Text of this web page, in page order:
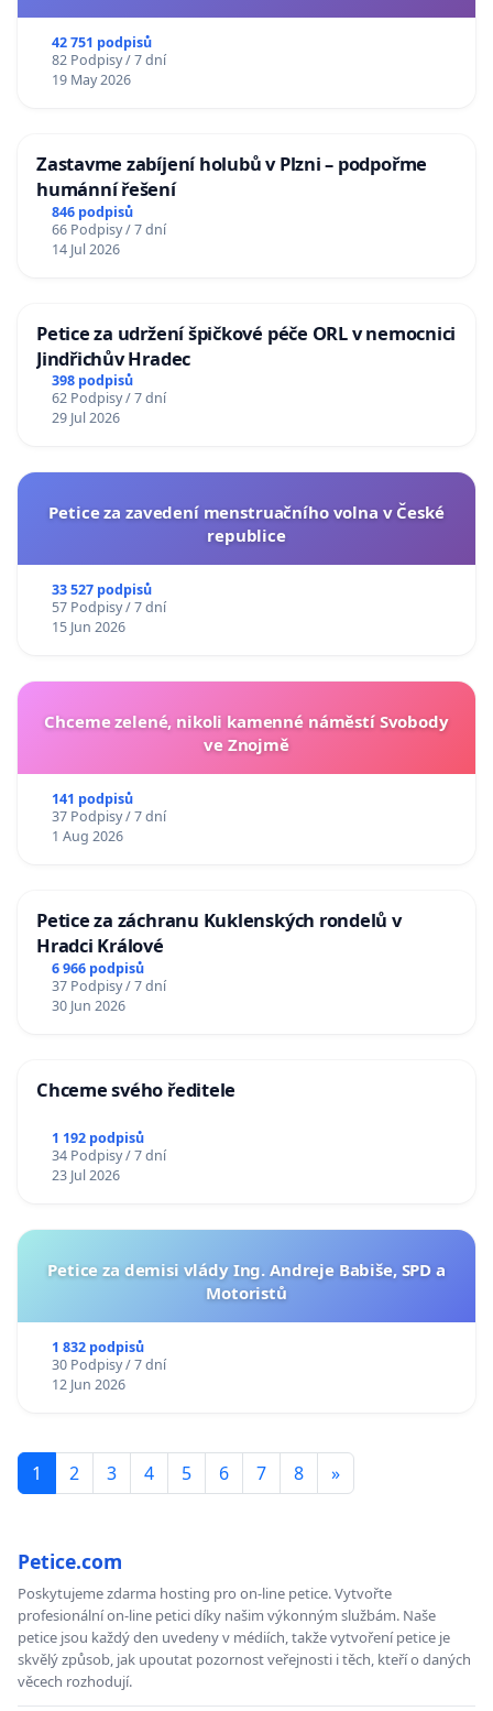
42 751 podpisů
82 Podpisy / 7 dní
19 May 2026
Zastavme zabíjení holubů v Plzni – podpořme
humánní řešení
846 podpisů
66 Podpisy / 7 dní
14 Jul 2026
Petice za udržení špičkové péče ORL v nemocnici
Jindřichův Hradec
398 podpisů
62 Podpisy / 7 dní
29 Jul 2026
Petice za zavedení menstruačního volna v České
republice
33 527 podpisů
57 Podpisy / 7 dní
15 Jun 2026
Chceme zelené, nikoli kamenné náměstí Svobody
ve Znojmě
141 podpisů
37 Podpisy / 7 dní
1 Aug 2026
Petice za záchranu Kuklenských rondelů v
Hradci Králové
6 966 podpisů
37 Podpisy / 7 dní
30 Jun 2026
Chceme svého ředitele
1 192 podpisů
34 Podpisy / 7 dní
23 Jul 2026
Petice za demisi vlády Ing. Andreje Babiše, SPD a
Motoristů
1 832 podpisů
30 Podpisy / 7 dní
12 Jun 2026
1 2 3 4 5 6 7 8 »
Petice.com
Poskytujeme zdarma hosting pro on-line petice. Vytvořte
profesionální on-line petici díky našim výkonným službám. Naše
petice jsou každý den uvedeny v médiích, takže vytvoření petice je
skvělý způsob, jak upoutat pozornost veřejnosti i těch, kteří o daných
věcech rozhodují.